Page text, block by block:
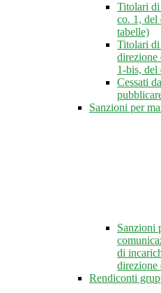
Titolari
co. 1, del
tabelle)
Titolari di
direzione
1-bis, del
Cessati
Sanzioni per
Sanzioni
di
direzione
Rendiconti